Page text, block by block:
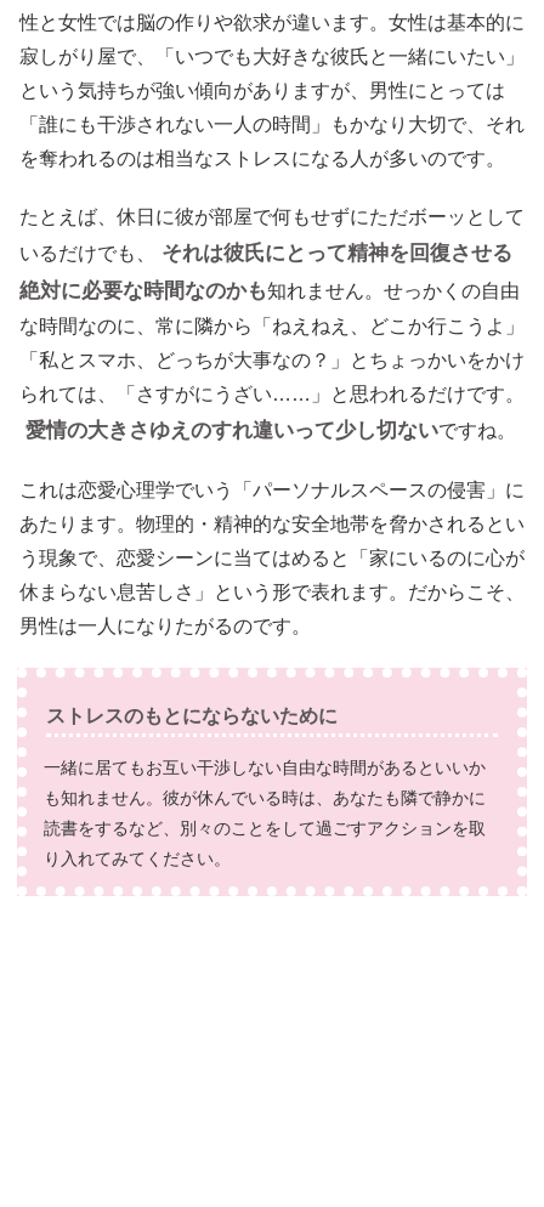
性と女性では脳の作りや欲求が違います。女性は基本的に
寂しがり屋で、「いつでも大好きな彼氏と一緒にいたい」
という気持ちが強い傾向がありますが、男性にとっては
「誰にも干渉されない一人の時間」もかなり大切で、それ
を奪われるのは相当なストレスになる人が多いのです。
たとえば、休日に彼が部屋で何もせずにただボーッとして
いるだけでも、
それは彼氏にとって精神を回復させる
絶対に必要な時間なのかも知れません。せっかくの自由
な時間なのに、常に隣から「ねえねえ、どこか行こうよ」
「私とスマホ、どっちが大事なの？」とちょっかいをかけ
られては、「さすがにうざい……」と思われるだけです。
愛情の大きさゆえのすれ違いって少し切ないですね。
これは恋愛心理学でいう「パーソナルスペースの侵害」に
あたります。物理的・精神的な安全地帯を脅かされるとい
う現象で、恋愛シーンに当てはめると「家にいるのに心が
休まらない息苦しさ」という形で表れます。だからこそ、
男性は一人になりたがるのです。
ストレスのもとにならないために
一緒に居てもお互い干渉しない自由な時間があるといいか
も知れません。彼が休んでいる時は、あなたも隣で静かに
読書をするなど、別々のことをして過ごすアクションを取
り入れてみてください。